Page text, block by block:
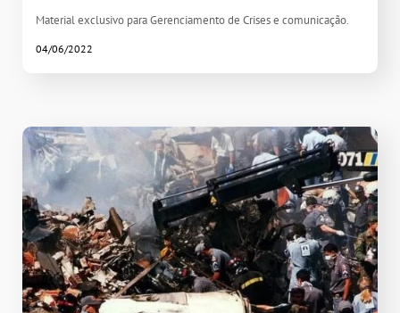
Material exclusivo para Gerenciamento de Crises e comunicação.
04/06/2022